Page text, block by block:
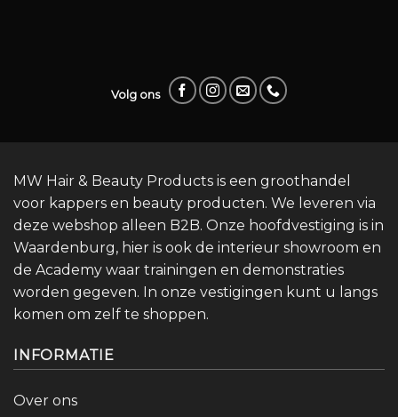
Volg ons
MW Hair & Beauty Products is een groothandel
voor kappers en beauty producten. We leveren via
deze webshop alleen B2B. Onze hoofdvestiging is in
Waardenburg, hier is ook de interieur showroom en
de Academy waar trainingen en demonstraties
worden gegeven. In onze vestigingen kunt u langs
komen om zelf te shoppen.
INFORMATIE
Over ons